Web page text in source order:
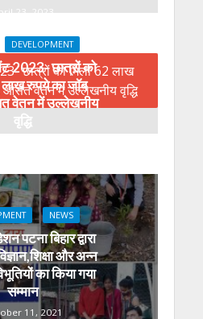
23, 2023
DEVELOPMENT
2023- छात्रों को
लाख रुपये का जॉब
वेतन में उल्लेखनीय
वृद्धि
NEWS
पटना बिहार द्वारा
और अन्न
का किया गया
सम्मान
11, 2021